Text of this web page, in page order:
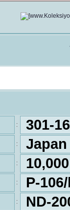
: 301-
:
:
: P-
: ND-